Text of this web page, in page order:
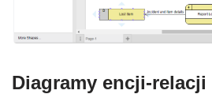
Diagramy encji-relacji